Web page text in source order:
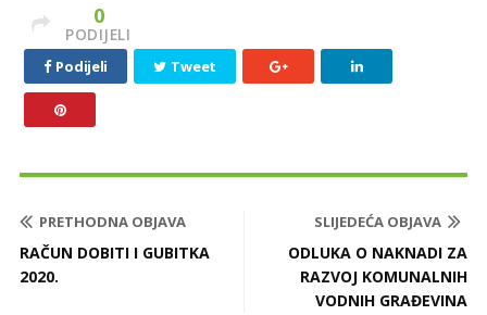
0
PODIJELI
Podijeli
Tweet
PRETHODNA OBJAVA
RAČUN DOBITI I GUBITKA
2020.
SLIJEDEĆA OBJAVA
ODLUKA O NAKNADI ZA
RAZVOJ KOMUNALNIH
VODNIH GRAĐEVINA